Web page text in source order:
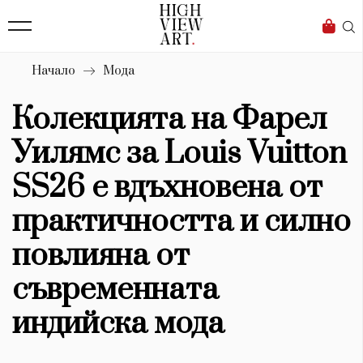
Бизнес
Мода
Dialogue
Изкуство
4340
Красота
777
Дизайн
1272
Книги 1188
Начало Мода
Колекцията на Фарел
Уилямс за Louis Vuitton
SS26 е вдъхновена от
практичността и силно
повлияна от
съвременната
индийска мода